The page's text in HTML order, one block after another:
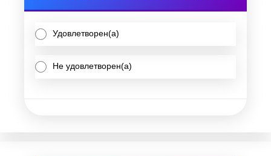
Удовлетворен(а)
Не удовлетворен(а)